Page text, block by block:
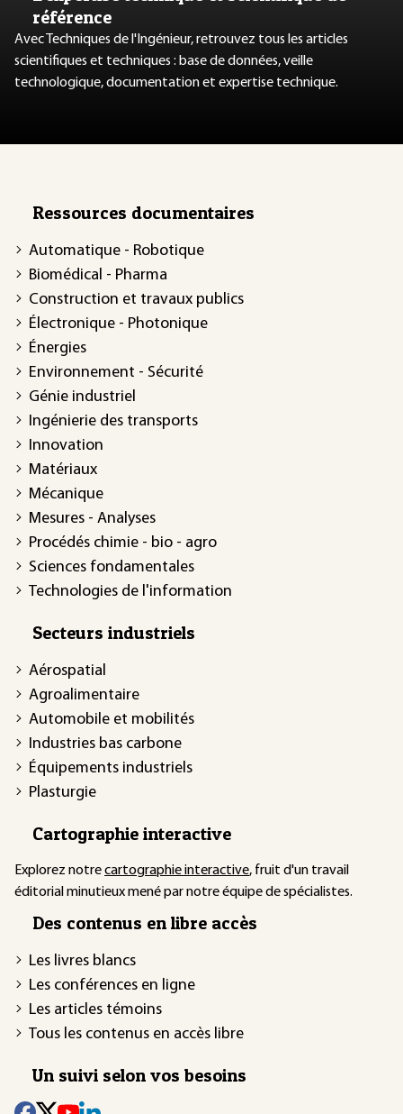
référence
Avec Techniques de l'Ingénieur, retrouvez tous les articles
scientifiques et techniques : base de données, veille
technologique, documentation et expertise technique.
Ressources documentaires
Automatique - Robotique
Biomédical - Pharma
Construction et travaux publics
Électronique - Photonique
Énergies
Environnement - Sécurité
Génie industriel
Ingénierie des transports
Innovation
Matériaux
Mécanique
Mesures - Analyses
Procédés chimie - bio - agro
Sciences fondamentales
Technologies de l'information
Secteurs industriels
Aérospatial
Agroalimentaire
Automobile et mobilités
Industries bas carbone
Équipements industriels
Plasturgie
Cartographie interactive
Explorez notrecartographie interactive, fruit d'un travail
éditorial minutieux mené par notre équipe de spécialistes.
Des contenus en libre accès
Les livres blancs
Les conférences en ligne
Les articles témoins
Tous les contenus en accès libre
Un suivi selon vos besoins